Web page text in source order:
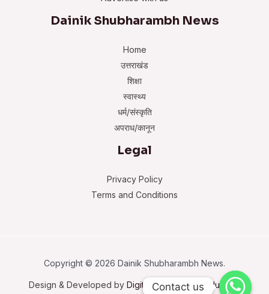
Dainik Shubharambh News
Home
उत्तराखंड
शिक्षा
स्वास्थ्य
धर्म/संस्कृति
अपराध/कानून
Legal
Privacy Policy
Terms and Conditions
Copyright © 2026 Dainik Shubharambh News.
Design & Developed by Digital Trustworthy Solutions
Contact us
Contact us